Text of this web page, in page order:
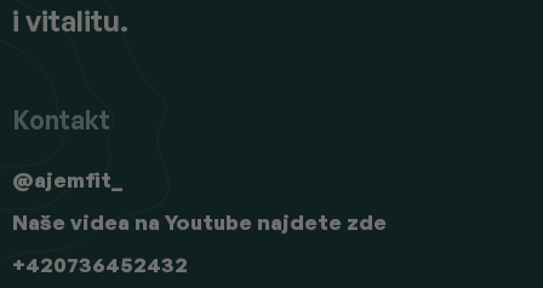
i vitalitu.
Kontakt
+420736452432
Naše videa na Youtube najdete zde
@ajemfit_